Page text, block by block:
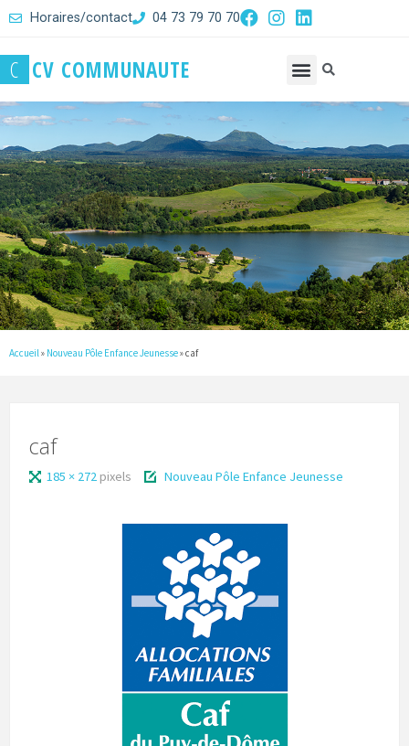
Horaires/contact 04 73 79 70 70
C CV COMMUNAUTE
Accueil » Nouveau Pôle Enfance Jeunesse»caf
caf
185 × 272 pixels Nouveau Pôle Enfance Jeunesse